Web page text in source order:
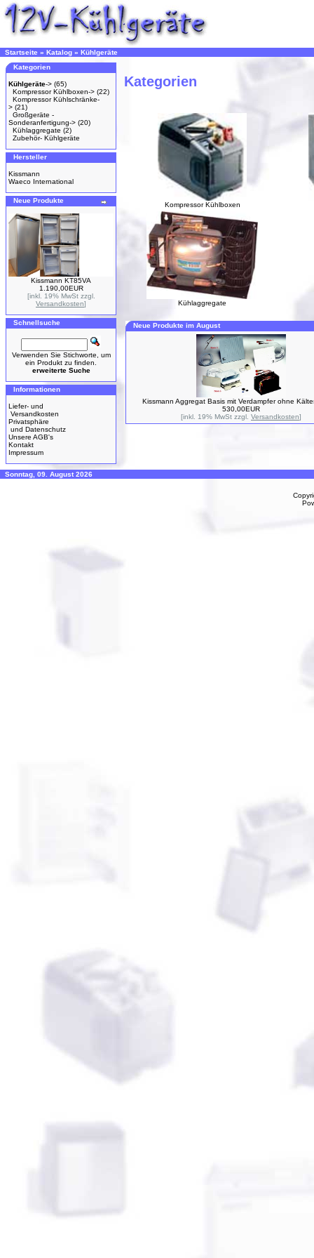
Startseite » Katalog » Kühlgeräte
Kategorien
Kühlgeräte-> (65)
Kompressor Kühlboxen-> (22)
Kompressor Kühlschränke-
> (21)
Großgeräte -
Sonderanfertigung-> (20)
Kühlaggregate (2)
Zubehör- Kühlgeräte
Hersteller
Kissmann
Waeco International
Neue Produkte
Kissmann KT85VA
1.190,00EUR
[inkl. 19% MwSt zzgl.
Versandkosten]
Schnellsuche
Verwenden Sie Stichworte, um
ein Produkt zu finden.
erweiterte Suche
Informationen
Liefer- und
Versandkosten
Privatsphäre
und Datenschutz
Unsere AGB's
Kontakt
Impressum
Kategorien
Kompressor Kühlboxen
Kühlaggregate
Neue Produkte im August
Kissmann Aggregat Basis mit Verdampfer ohne
530,00EUR
[inkl. 19% MwSt zzgl. Versandkosten]
Sonntag, 09. August 2026